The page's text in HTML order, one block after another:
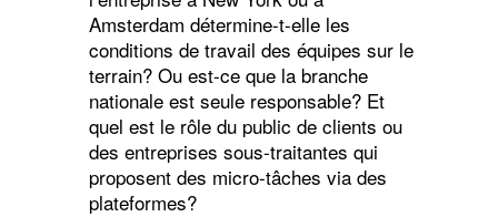
Amsterdam détermine-t-elle les
conditions de travail des équipes sur le
terrain? Ou est-ce que la branche
nationale est seule responsable? Et
quel est le rôle du public de clients ou
des entreprises sous-traitantes qui
proposent des micro-tâches via des
plateformes?